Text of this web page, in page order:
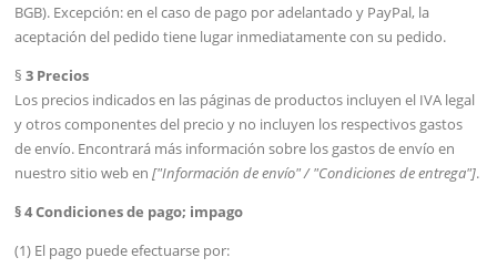
BGB). Excepción: en el caso de pago por adelantado y PayPal, la
aceptación del pedido tiene lugar inmediatamente con su pedido.
§3 Precios
Los precios indicados en las páginas de productos incluyen el IVA legal
y otros componentes del precio y no incluyen los respectivos gastos
de envío. Encontrará más información sobre los gastos de envío en
nuestro sitio web en["Información de envío" / "Condiciones de entrega"].
§ 4 Condiciones de pago; impago
(1) El pago puede efectuarse por: